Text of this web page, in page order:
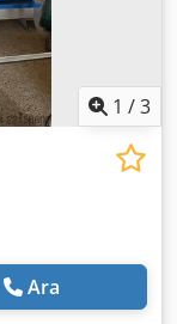
1 /3
Ara